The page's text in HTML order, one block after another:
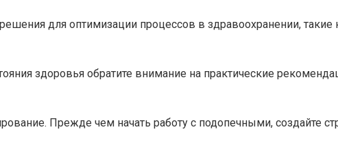
для оптимизации процессов в здравоохранении,
здоровья обратите внимание на практические
Прежде чем начать работу с подопечными, создайте